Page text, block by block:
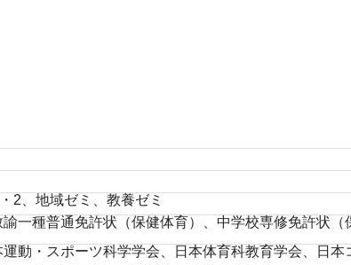
2、地域ゼミ、教養ゼミ
一種普通免許状（保健体育）、中学校専修免許状
動・スポーツ科学学会、日本体育科教育学会、日